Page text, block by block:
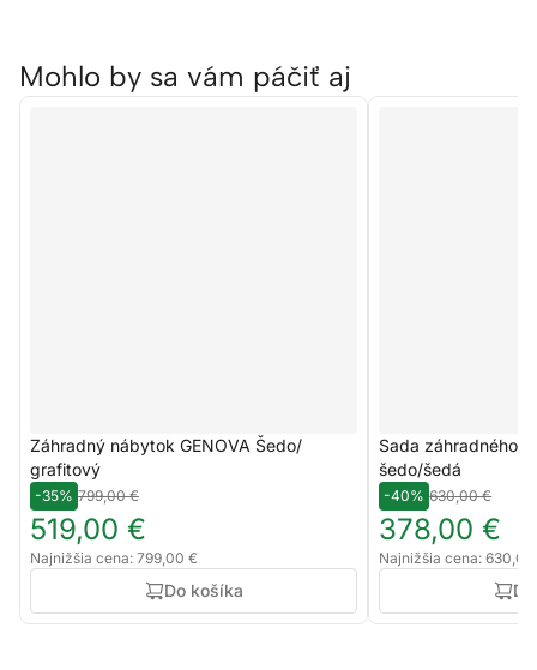
Mohlo by sa vám páčiť aj
Záhradný nábytok GENOVA Šedo/
grafitový
-35% 799,00 €
519,00 €
Najnižšia cena: 799,00 €
Do košíka
Sada záhradného
šedo/šedá
-40% 630,00 €
378,00 €
Najnižšia cena: